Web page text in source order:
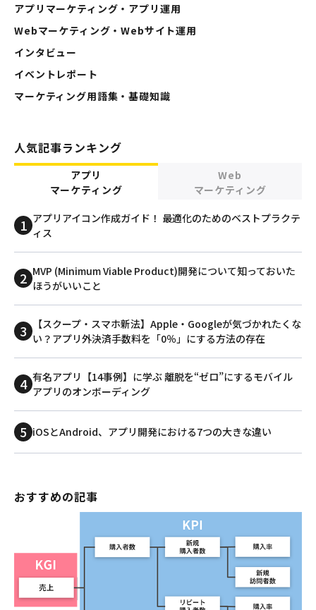
アプリマーケティング・アプリ運用
Webマーケティング・Webサイト運用
インタビュー
イベントレポート
マーケティング用語集・基礎知識
人気記事ランキング
アプリ
マーケティング
Web
マーケティング
アプリアイコン作成ガイド！ 最適化のためのベストプラクテ
ィス
MVP (Minimum Viable Product)開発について知っておいた
ほうがいいこと
【スクープ・スマホ新法】Apple・Googleが気づかれたくな
い？アプリ外決済手数料を「0％」にする方法の存在
有名アプリ【14事例】に学ぶ 離脱を“ゼロ”にするモバイル
アプリのオンボーディング
iOSとAndroid、アプリ開発における7つの大きな違い
おすすめの記事